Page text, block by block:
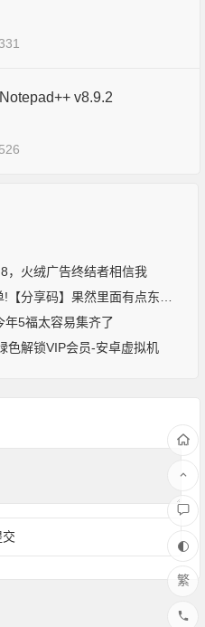
v8.9.2
526
，火绒广告终结者相信我
分享码】果然里面有点东西！
5福太容易集齐了
色解锁VIP会员-安卓虚拟机
繁